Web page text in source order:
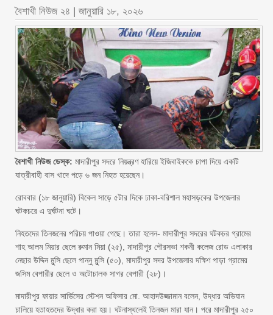
বৈশাখী নিউজ ২৪ | জানুয়ারি ১৮, ২০২৬
বৈশাখী নিউজ ডেস্ক: মাদারীপুর সদরে নিয়ন্ত্রণ হারিয়ে ইজিবাইককে চাপা দিয়ে একটি
যাত্রীবাহী বাস খাদে পড়ে ৬ জন নিহত হয়েছেন।
রোববার (১৮ জানুয়ারি) বিকেল সাড়ে ৫টার দিকে ঢাকা-বরিশাল মহাসড়কের উপজেলার
ঘটকচরে এ দুর্ঘটনা ঘটে।
নিহতদের তিনজনের পরিচয় পাওয়া গেছে। তারা হলেন- মাদারীপুর সদরের ঘটকচর গ্রামের
শাহ আলম মিয়ার ছেলে রুমান মিয়া (২৫), মাদারীপুর পৌরসভা শকনী কলেজ রোড এলাকার
নেছার উদ্দিন মুন্সি ছেলে পান্নু মুন্সি (৫০), মাদারীপুর সদর উপজেলার দক্ষিণ পাড়া গ্রামের
জসিম বেপারীর ছেলে ও অটোচালক সাগর বেপারী (২৮)।
মাদারীপুর ফায়ার সার্ভিসের স্টেশন অফিসার মো. আহাদউজ্জামান বলেন, উদ্ধার অভিযান
চালিয়ে হতাহতদের উদ্ধার করা হয়। ঘটনাস্থলেই তিনজন মারা যান। পরে মাদারীপুর ২৫০